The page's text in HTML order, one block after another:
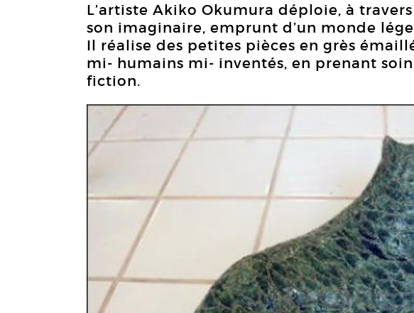
L’artiste Akiko Okumura déploie, à
son imaginaire, emprunt d’un monde
Il réalise des petites pièces en grès
mi- humains mi- inventés, en prenant
fiction.